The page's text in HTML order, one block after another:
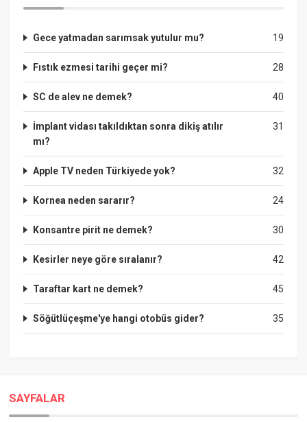
19
Gece yatmadan sarımsak yutulur mu?
28
Fıstık ezmesi tarihi geçer mi?
40
SC de alev ne demek?
31
İmplant vidası takıldıktan sonra dikiş atılır
mı?
32
Apple TV neden Türkiyede yok?
24
Kornea neden sararır?
30
Konsantre pirit ne demek?
42
Kesirler neye göre sıralanır?
45
Taraftar kart ne demek?
35
Söğütlüçeşme'ye hangi otobüs gider?
SAYFALAR